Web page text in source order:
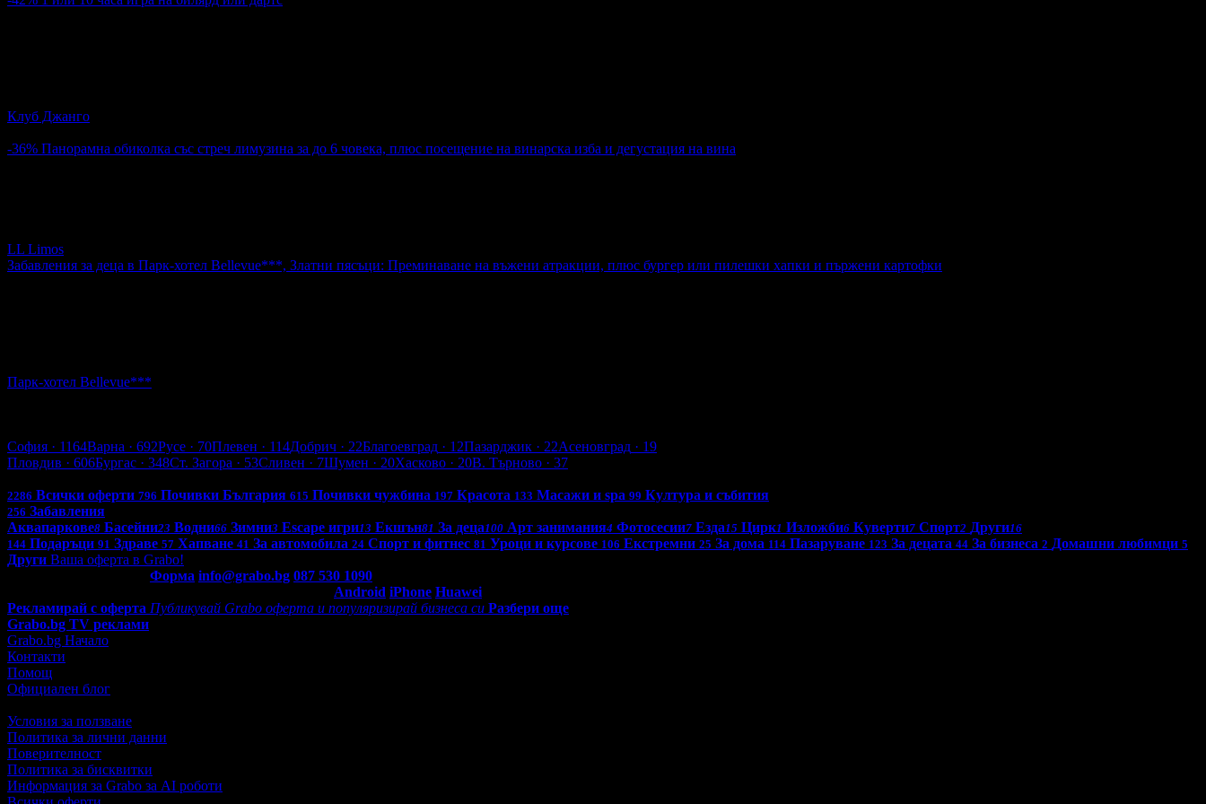
Клуб Джанго
-36% Панорамна обиколка със стреч лимузина за до 6 човека, плюс посещение на винарска изба и дегустация на вина
LL Limos
Забавления за деца в Парк-хотел Bellevue***, Златни пясъци: Преминаване на въжени атракции, плюс бургер или пилешки хапки и пържени картофки
Парк-хотел Bellevue***
София · 1164Варна · 692Русе · 70Плевен · 114Добрич · 22Благоевград · 12Пазарджик · 22Асеновград · 19
Пловдив · 606Бургас · 348Ст. Загора · 53Сливен · 7Шумен · 20Хасково · 20В. Търново · 37
2286 Всички оферти 796 Почивки България 615 Почивки чужбина 197 Красота 133 Масажи и spa 99 Култура и събития
256 Забавления
Аквапаркове8 Басейни23 Водни66 Зимни3 Escape игри13 Екшън81 За деца100 Арт занимания4 Фотосесии7 Езда15 Цирк1 Изложби6 Куверти7 Спорт2 Други16
144 Подаръци 91 Здраве 57 Хапване 41 За автомобила 24 Спорт и фитнес 81 Уроци и курсове 106 Екстремни 25 За дома 114 Пазаруване 123 За децата 44 За бизнеса 2 Домашни любимци 5
Други Ваша оферта в Grabo!
Форма info@grabo.bg 087 530 1090
Android iPhone Huawei
Рекламирай с оферта Публикувай Grabo оферта и популяризирай бизнеса си Разбери още
Grabo.bg TV реклами
Grabo.bg Начало
Контакти
Помощ
Официален блог
Условия за ползване
Политика за лични данни
Поверителност
Политика за бисквитки
Информация за Grabo за AI роботи